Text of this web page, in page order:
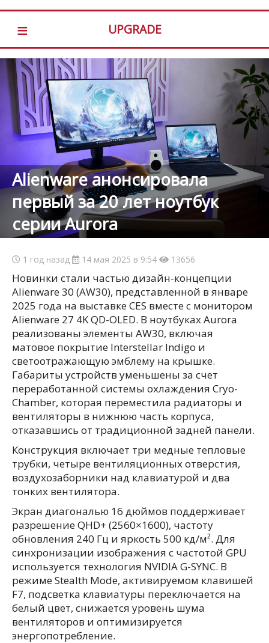
≡ UPGRADE
Alienware анонсировала
первый за 20 лет ноутбук
серии Aurora
1 год назад 14 мая 2025 в 9:54 13656
Новинки стали частью дизайн-концепции
Alienware 30 (AW30), представленной в январе
2025 года на выставке CES вместе с монитором
Alienware 27 4K QD-OLED. В ноутбуках Aurora
реализованы элементы AW30, включая
матовое покрытие Interstellar Indigo и
светоотражающую эмблему на крышке.
Габариты устройств уменьшены за счет
переработанной системы охлаждения Cryo-
Chamber, которая переместила радиаторы и
вентиляторы в нижнюю часть корпуса,
отказавшись от традиционной задней панели.
Конструкция включает три медные тепловые
трубки, четыре вентиляционных отверстия,
воздухозаборники над клавиатурой и два
тонких вентилятора.
Экран диагональю 16 дюймов поддерживает
разрешение QHD+ (2560×1600), частоту
обновления 240 Гц и яркость 500 кд/м². Для
синхронизации изображения с частотой GPU
используется технология NVIDIA G-SYNC. В
режиме Stealth Mode, активируемом клавишей
F7, подсветка клавиатуры переключается на
белый цвет, снижается уровень шума
вентиляторов и оптимизируется
энергопотребление.